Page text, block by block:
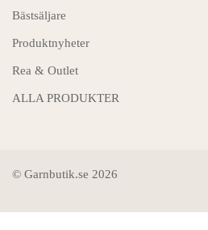
Bästsäljare
Produktnyheter
Rea & Outlet
ALLA PRODUKTER
© Garnbutik.se 2026